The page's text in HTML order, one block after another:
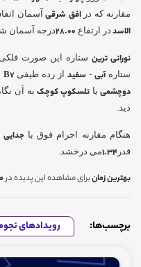
مقارنه که در افق شرقی آسمان
الاسد در ارتفاع 28.00درجه آسمان
نورانی ترین ستاره این صورت
ستارهآبی -سفید از رده طیفی B7
دوچشمی یاتلسکوپ کوچک به آن
دید.
هنگام مقارنه اجرام فوق باجدایی
قدر 1.34می درخشد.
بهترین زمانبرای مشاهده این پدیده در
برچسب‌ها: رویدادهای